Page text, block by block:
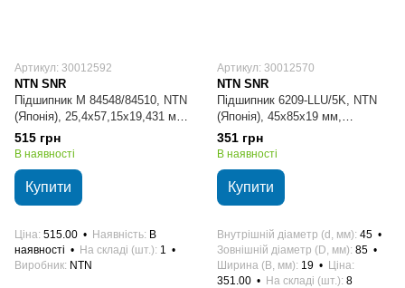
Артикул: 30012592
NTN SNR
Підшипник M 84548/84510, NTN
(Японія), 25,4х57,15х19,431 мм,
роликовий конічний
515 грн
В наявності
Купити
Ціна 515.00 Наявність В
наявності
На складі (шт.) 1
Виробник NTN
Артикул: 30012570
NTN SNR
Підшипник 6209-LLU/5K, NTN
(Японія), 45х85х19 мм,
кульковий радіальний
351 грн
В наявності
Купити
Внутрішній діаметр (d, мм) 45
Зовнішній діаметр (D, мм) 85
Ширина (B, мм) 19
Ціна
351.00
На складі (шт.) 8